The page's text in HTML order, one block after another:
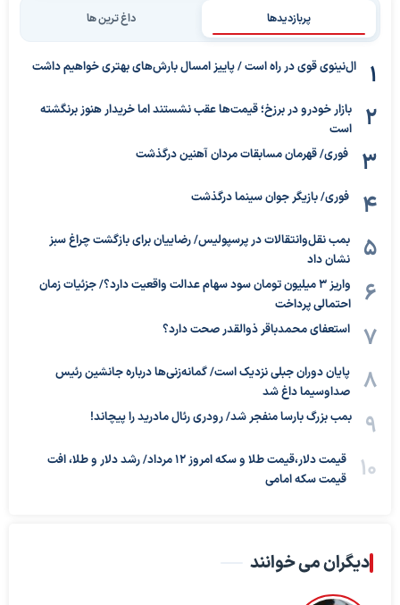
پربازدیدها داغ ترین ها
ال‌نینوی قوی در راه است / پاییز امسال بارش‌های بهتری خواهیم داشت
بازار خودرو در برزخ؛ قیمت‌ها عقب نشستند اما خریدار هنوز برنگشته
است
فوری/ قهرمان مسابقات مردان آهنین درگذشت
فوری/ بازیگر جوان سینما درگذشت
بمب نقل‌وانتقالات در پرسپولیس/ رضاییان برای بازگشت چراغ سبز
نشان داد
واریز ۳ میلیون تومان سود سهام عدالت واقعیت دارد؟/ جزئیات زمان
احتمالی پرداخت
استعفای محمدباقر ذوالقدر صحت دارد؟
پایان دوران جبلی نزدیک است/ گمانه‌زنی‌ها درباره جانشین رئیس
صداوسیما داغ شد
بمب بزرگ بارسا منفجر شد/ رودری رئال مادرید را پیچاند!
قیمت دلار،قیمت طلا و سکه امروز ۱۲ مرداد/ رشد دلار و طلا، افت
قیمت سکه امامی
دیگران می خوانند